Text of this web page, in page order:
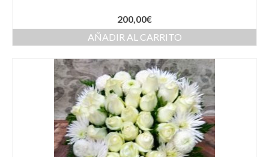
200,00€
AÑADIR AL CARRITO